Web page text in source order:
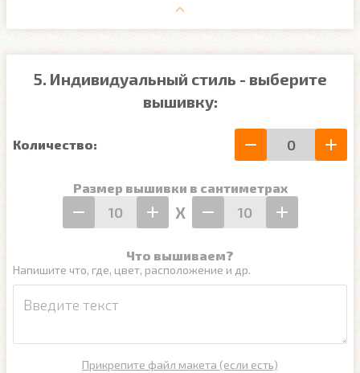
5. Индивидуальный стиль - выберите
вышивку:
Количество:
Размер вышивки в сантиметрах
Х
Что вышиваем?
Напишите что, где, цвет, расположение и др.
Прикрепите файл макета (если есть)